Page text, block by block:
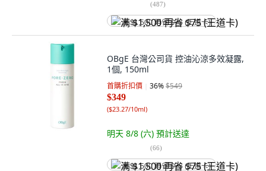
(487)
满 $1,500 再省 $75 (王道卡)
OBgE 台灣公司貨 控油沁涼多效凝露,
1個, 150ml
首購折扣價 36%$549
$349
($23.27/10ml)
明天 8/8 (六) 預計送達
(66)
满 $1,500 再省 $75 (王道卡)